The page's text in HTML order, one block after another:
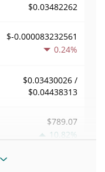
$0.03482262
$-0.000083232561
0.24%
$0.03430026 /
$0.04438313
$789.07
10.82%